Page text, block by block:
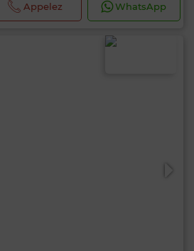
Appelez WhatsApp